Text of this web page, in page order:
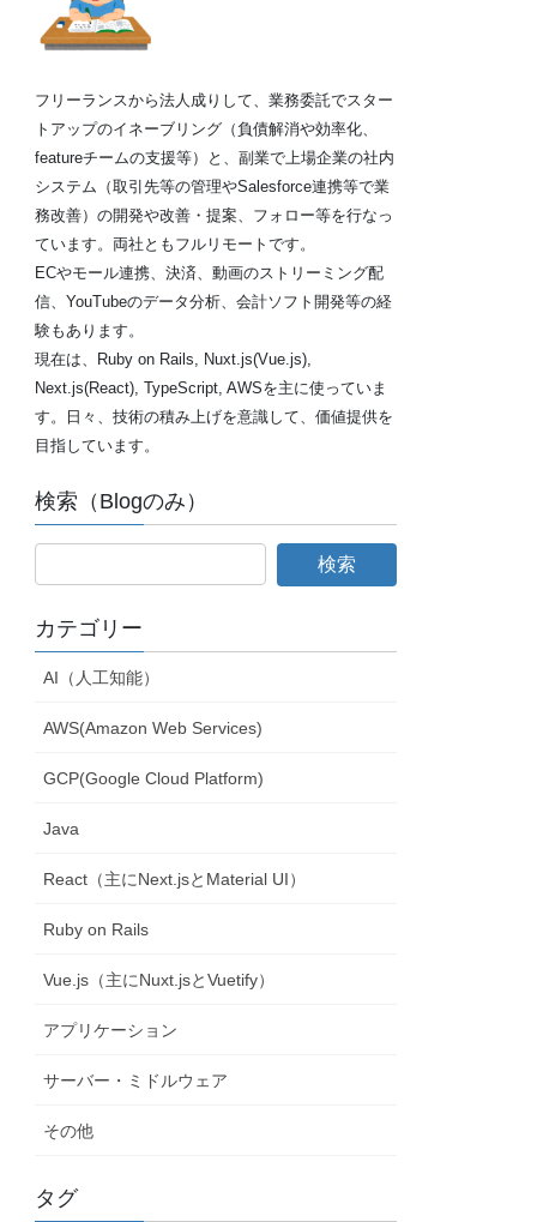
フリーランスから法人成りして、業務委託でスター
トアップのイネーブリング（負債解消や効率化、
featureチームの支援等）と、副業で上場企業の社内
システム（取引先等の管理やSalesforce連携等で業
務改善）の開発や改善・提案、フォロー等を行なっ
ています。両社ともフルリモートです。
ECやモール連携、決済、動画のストリーミング配
信、YouTubeのデータ分析、会計ソフト開発等の経
験もあります。
現在は、Ruby on Rails, Nuxt.js(Vue.js),
Next.js(React), TypeScript, AWSを主に使っていま
す。日々、技術の積み上げを意識して、価値提供を
目指しています。
検索（Blogのみ）
カテゴリー
AI（人工知能）
AWS(Amazon Web Services)
GCP(Google Cloud Platform)
Java
React（主にNext.jsとMaterial UI）
Ruby on Rails
Vue.js（主にNuxt.jsとVuetify）
アプリケーション
サーバー・ミドルウェア
その他
タグ